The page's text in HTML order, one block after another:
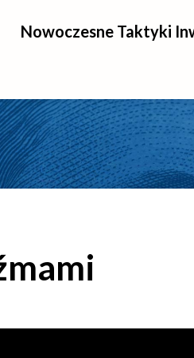
Nowoczesne Taktyki